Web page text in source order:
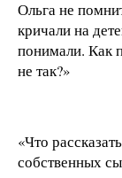
Ольга не
кричали на
понимали. Как
не так?»
«Что
собственных